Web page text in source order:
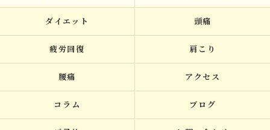
ダイエット 頭痛
疲労回復 肩こり
腰痛 アクセス
コラム ブログ